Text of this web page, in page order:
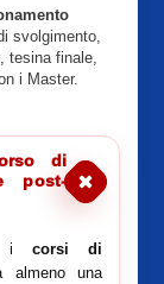
svolgimento,
tesina finale,
i Master.
di
post-
i corsi di
una